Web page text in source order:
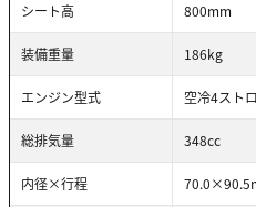
シート高 800mm
装備重量 186kg
エンジン型式 空冷4スト
総排気量 348cc
内径×行程